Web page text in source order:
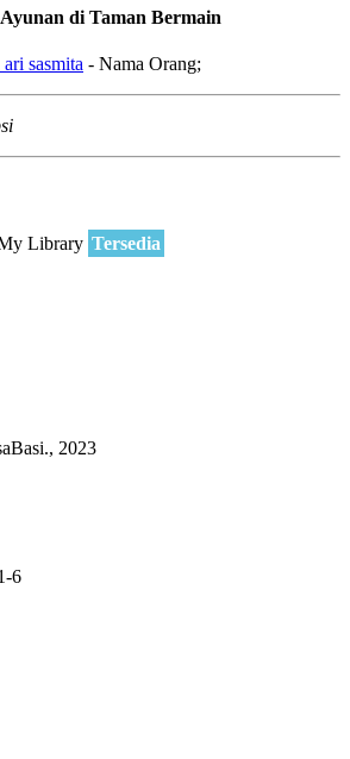
di Taman Bermain
sasmita - Nama Orang;
Library Tersedia
., 2023
6